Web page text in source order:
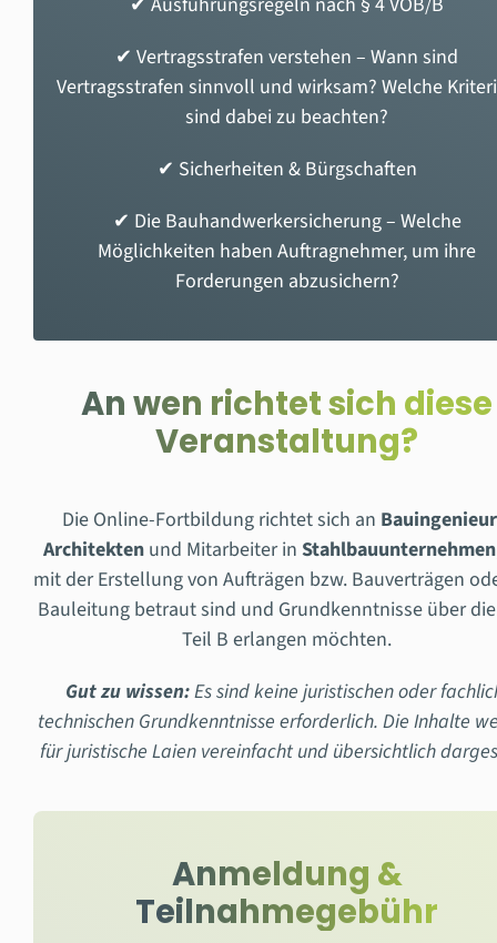
✔ Vertragsstrafen verstehen – Wann sind
Vertragsstrafen sinnvoll und wirksam? Welche
sind dabei zu beachten?
✔ Sicherheiten & Bürgschaften
✔ Die Bauhandwerkersicherung – Welche
Möglichkeiten haben Auftragnehmer, um ihre
Forderungen abzusichern?
An wen richtet sich diese
Veranstaltung?
Die Online-Fortbildung richtet sich an
Architekten und Mitarbeiter in Stahlbauunternehmen
mit der Erstellung von Aufträgen bzw. Bauverträgen
Bauleitung betraut sind und Grundkenntnisse über die
Teil B erlangen möchten.
Gut zu wissen:Es sind keine juristischen oder
technischen Grundkenntnisse erforderlich. Die Inhalte
für juristische Laien vereinfacht und übersichtlich
Anmeldung &
Teilnahmegebühr